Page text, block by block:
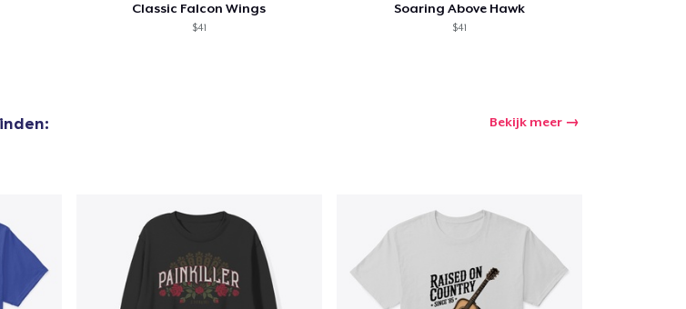
Classic Falcon Wings
$41
Soaring Above Hawk
$41
Bekijk meer